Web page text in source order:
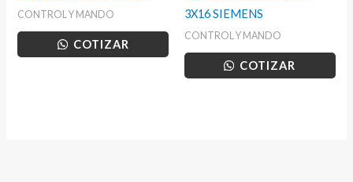
CONTROL Y MANDO
COTIZAR
3X16 SIEMENS
CONTROL Y MANDO
COTIZAR